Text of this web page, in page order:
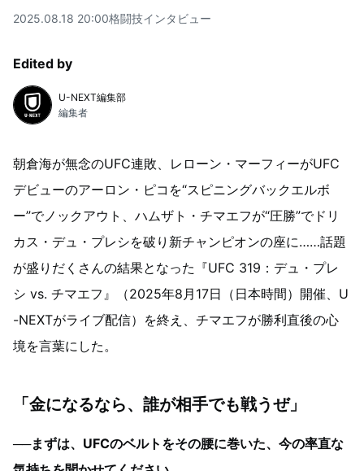
2025.08.18 20:00格闘技インタビュー
Edited by
U-NEXT編集部
編集者
朝倉海が無念のUFC連敗、レローン・マーフィーがUFC
デビューのアーロン・ピコを“スピニングバックエルボ
ー”でノックアウト、ハムザト・チマエフが“圧勝”でドリ
カス・デュ・プレシを破り新チャンピオンの座に……話題
が盛りだくさんの結果となった『UFC 319：デュ・プレ
シ vs. チマエフ』（2025年8月17日（日本時間）開催、U
-NEXTがライブ配信）を終え、チマエフが勝利直後の心
境を言葉にした。
「金になるなら、誰が相手でも戦うぜ」
──まずは、UFCのベルトをその腰に巻いた、今の率直な